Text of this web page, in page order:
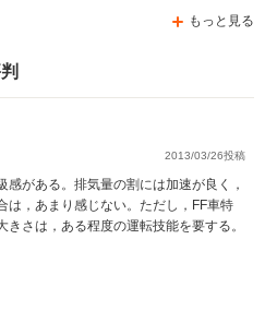
もっと見る
2013/03/26投稿
感がある。排気量の割には加速が良く，
は，あまり感じない。ただし，FF車特
きさは，ある程度の運転技能を要する。